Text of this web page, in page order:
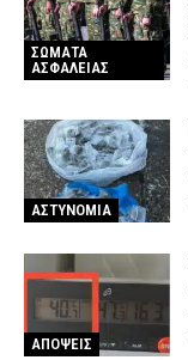
ΣΩΜΑΤΑ
ΑΣΦΑΛΕΙΑΣ
ΑΣΤΥΝΟΜΙΑ
ΑΠΟΨΕΙΣ